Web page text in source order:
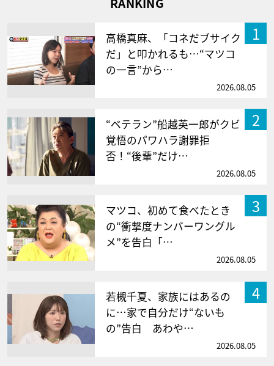
1
高橋真麻、「コネだブサイク
だ」と叩かれるも…“マツコ
の一言”から…
2026.08.05
2
“ベテラン”船越英一郎がクビ
覚悟のパワハラ謝罪拒
否！“後輩”だけ…
2026.08.05
3
マツコ、初めて食べたとき
の“衝撃度ナンバーワングル
メ”を告白「…
2026.08.05
4
若槻千夏、家族にはあるの
に…家で自分だけ“ないも
の”告白 あわや…
2026.08.05